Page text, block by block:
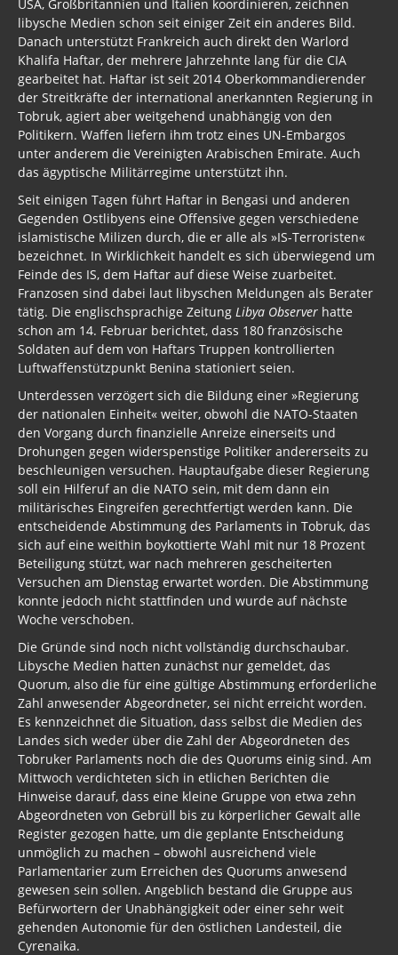
USA, Großbritannien und Italien koordinieren, zeichnen
libysche Medien schon seit einiger Zeit ein anderes Bild.
Danach unterstützt Frankreich auch direkt den Warlord
Khalifa Haftar, der mehrere Jahrzehnte lang für die CIA
gearbeitet hat. Haftar ist seit 2014 Oberkommandierender
der Streitkräfte der international anerkannten Regierung in
Tobruk, agiert aber weitgehend unabhängig von den
Politikern. Waffen liefern ihm trotz eines UN-Embargos
unter anderem die Vereinigten Arabischen Emirate. Auch
das ägyptische Militärregime unterstützt ihn.
Seit einigen Tagen führt Haftar in Bengasi und anderen
Gegenden Ostlibyens eine Offensive gegen verschiedene
islamistische Milizen durch, die er alle als »IS-Terroristen«
bezeichnet. In Wirklichkeit handelt es sich überwiegend um
Feinde des IS, dem Haftar auf diese Weise zuarbeitet.
Franzosen sind dabei laut libyschen Meldungen als Berater
tätig. Die englischsprachige Zeitung Libya Observer hatte
schon am 14. Februar berichtet, dass 180 französische
Soldaten auf dem von Haftars Truppen kontrollierten
Luftwaffenstützpunkt Benina stationiert seien.
Unterdessen verzögert sich die Bildung einer »Regierung
der nationalen Einheit« weiter, obwohl die NATO-Staaten
den Vorgang durch finanziel­le Anreize einerseits und
Drohungen gegen widerspenstige Politiker andererseits zu
beschleunigen versuchen. Hauptaufgabe dieser Regierung
soll ein Hilferuf an die NATO sein, mit dem dann ein
militärisches Eingreifen gerechtfertigt werden kann. Die
entscheidende Abstimmung des Parlaments in Tobruk, das
sich auf eine weithin boykottierte Wahl mit nur 18 Prozent
Beteiligung stützt, war nach mehreren gescheiterten
Versuchen am Dienstag erwartet worden. Die Abstimmung
konnte jedoch nicht stattfinden und wurde auf nächste
Woche verschoben.
Die Gründe sind noch nicht vollständig durchschaubar.
Libysche Medien hatten zunächst nur gemeldet, das
Quorum, also die für eine gültige Abstimmung erforderliche
Zahl anwesender Abgeordneter, sei nicht erreicht worden.
Es kennzeichnet die Situation, dass selbst die Medien des
Landes sich weder über die Zahl der Abgeordneten des
Tobruker Parlaments noch die des Quorums einig sind. Am
Mittwoch verdichteten sich in etlichen Berichten die
Hinweise darauf, dass eine kleine Gruppe von etwa zehn
Abgeordneten von Gebrüll bis zu körperlicher Gewalt alle
Register gezogen hatte, um die geplante Entscheidung
unmöglich zu machen – obwohl ausreichend viele
Parlamentarier zum Erreichen des Quorums anwesend
gewesen sein sollen. Angeblich bestand die Gruppe aus
Befürwortern der Unabhängigkeit oder einer sehr weit
gehenden Autonomie für den östlichen Landesteil, die
Cyrenaika.